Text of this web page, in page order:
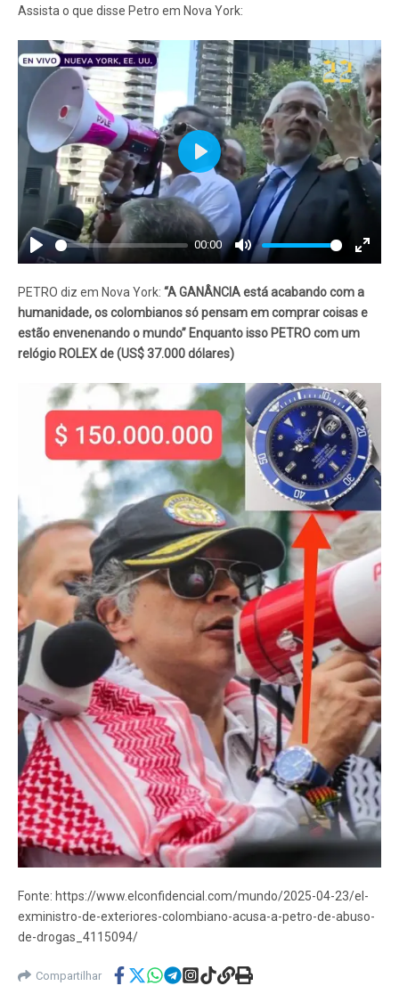
Assista o que disse Petro em Nova York:
Play
00:00
Mute
Enter
Play
PETRO diz em Nova York: “A GANÂNCIA está acabando com a
humanidade, os colombianos só pensam em comprar coisas e
estão envenenando o mundo” Enquanto isso PETRO com um
relógio ROLEX de (US$ 37.000 dólares)
Fonte: https://www.elconfidencial.com/mundo/2025-04-23/el-
exministro-de-exteriores-colombiano-acusa-a-petro-de-abuso-
de-drogas_4115094/
Compartilhar